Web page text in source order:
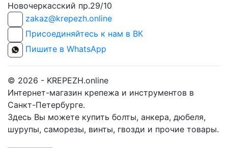
Новочеркасский пр.29/10
zakaz@krepezh.online
Присоединяйтесь к нам в ВК
Пишите в WhatsApp
© 2026 - KREPEZH.online
Интернет-магазин крепежа и инструментов в
Санкт-Петербурге.
Здесь Вы можете купить болты, анкера, дюбеля,
шурупы, саморезы, винты, гвозди и прочие товары.